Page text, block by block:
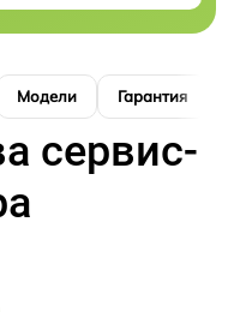
Модели Гарантия
сервис-